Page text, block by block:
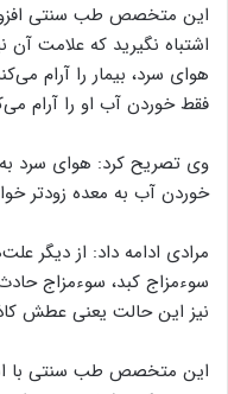
این متخصص طب سنتی
اشتباه نگیرید که علامت
هوای سرد، بیمار را آرام
فقط خوردن آب او را آرام
وی تصریح کرد: هوای سرد
خوردن آب به معده زودتر
مرادی ادامه داد: از دیگر
سوءمزاج کبد، سوءمزاج
نیز این حالت یعنی عطش
این متخصص طب سنتی با